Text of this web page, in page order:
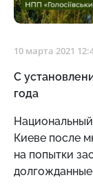
10 марта 2021
С
года
Киеве после
на попытки